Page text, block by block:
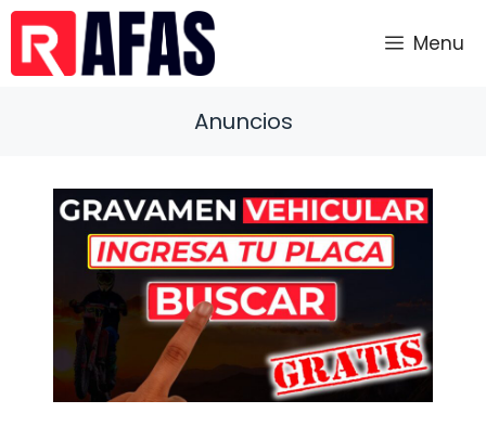
Saltar
contenido
Menu
Anuncios